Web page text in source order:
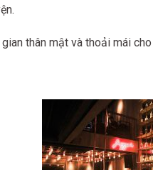
thân mật và thoải mái